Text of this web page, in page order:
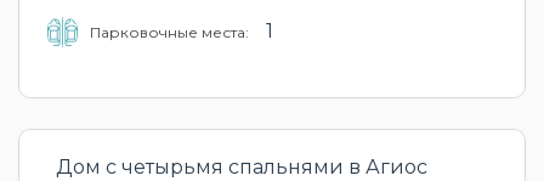
Парковочные места: 1
Дом с четырьмя спальнями в Агиос